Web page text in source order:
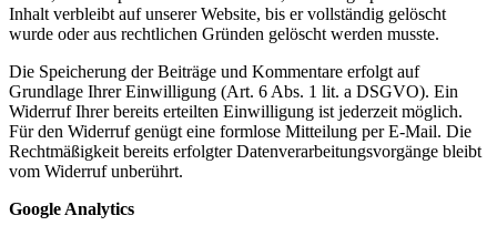
Inhalt verbleibt auf unserer Website, bis er vollständig gelöscht
wurde oder aus rechtlichen Gründen gelöscht werden musste.
Die Speicherung der Beiträge und Kommentare erfolgt auf
Grundlage Ihrer Einwilligung (Art. 6 Abs. 1 lit. a DSGVO). Ein
Widerruf Ihrer bereits erteilten Einwilligung ist jederzeit möglich.
Für den Widerruf genügt eine formlose Mitteilung per E-Mail. Die
Rechtmäßigkeit bereits erfolgter Datenverarbeitungsvorgänge bleibt
vom Widerruf unberührt.
Google Analytics